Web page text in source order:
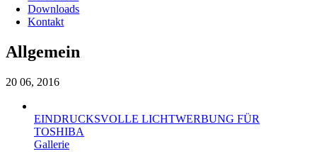
Downloads
Kontakt
Allgemein
20 06, 2016
EINDRUCKSVOLLE LICHTWERBUNG FÜR
TOSHIBA
Gallerie